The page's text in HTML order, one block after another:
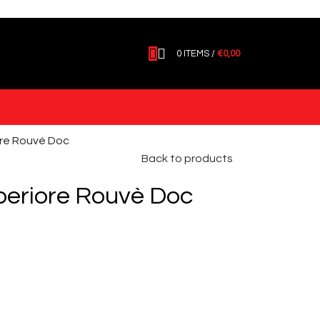
0 ITEMS / €0,00
Rouvè Doc
Back to products
Rouvè Doc